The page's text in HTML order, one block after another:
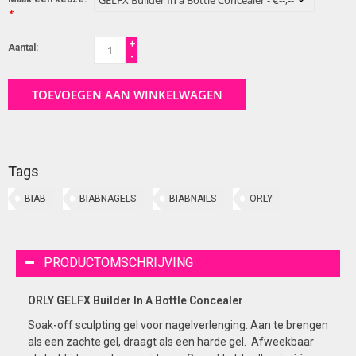
*
Aantal:
+
-
TOEVOEGEN AAN WINKELWAGEN
Tags
BIAB BIABNAGELS BIABNAILS ORLY
PRODUCTOMSCHRIJVING
ORLY GELFX Builder In A Bottle Concealer
Soak-off sculpting gel voor nagelverlenging. Aan te brengen
als een zachte gel, draagt als een harde gel. Afweekbaar